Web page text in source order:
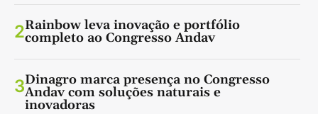
2Rainbow leva inovação e portfólio
completo ao Congresso Andav
3Dinagro marca presença no Congresso
Andav com soluções naturais e
inovadoras